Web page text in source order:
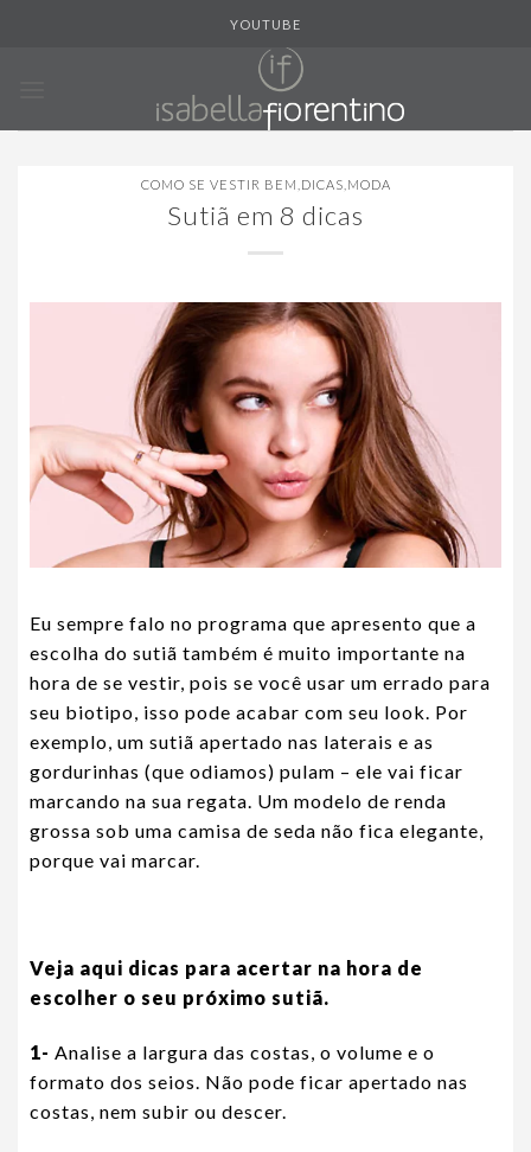
YOUTUBE
COMO SE VESTIR BEM DICAS MODA
Sutiã em 8 dicas
Eu sempre falo no programa que apresento que a
escolha do sutiã também é muito importante na
hora de se vestir, pois se você usar um errado para
seu biotipo, isso pode acabar com seu look. Por
exemplo, um sutiã apertado nas laterais e as
gordurinhas (que odiamos) pulam – ele vai ficar
marcando na sua regata. Um modelo de renda
grossa sob uma camisa de seda não fica elegante,
porque vai marcar.
Veja aqui dicas para acertar na hora de
escolher o seu próximo sutiã.
1- Analise a largura das costas, o volume e o
formato dos seios. Não pode ficar apertado nas
costas, nem subir ou descer.